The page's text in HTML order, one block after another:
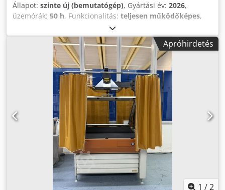
Állapot: szinte új (bemutatógép), Gyártási év: 2026,
üzemórák: 50 h, Funkcionalitás: teljesen működőképes,
Eladó: DROP AG demó központi gép – digitális lézersugárzó
berendezés Phoenix 1213V CtS, maximális szitakerettel
1200 x 1300 mm-ig. 2540 dpi PDF vektor lehetőséggel - akár
12700 DPI. 30 wattos lézer 405 nm hullámhosszal. 4° DMD
technológia TILT szoftverrel. Inline opció elérhető, a gép
kézi betöltésre is alkalmas. Alkalmas akár 60 mm
keretvastagságú szitákhoz. Crsdpfx Asw T Sfkjlwof
Apróhirdetés
1 /2